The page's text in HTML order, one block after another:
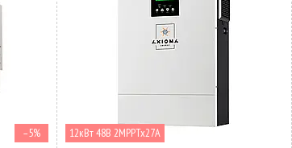
–5% 12кВт 48В 2MPPTx27A